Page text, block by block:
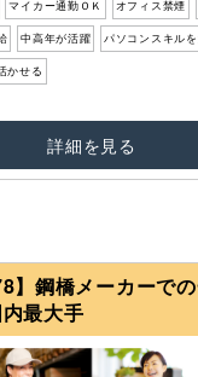
マイカー通勤ＯＫ オフィス禁煙
中高年が活躍 パソコンスキル
かせる
詳細を見る
】鋼橋メーカーで
最大手